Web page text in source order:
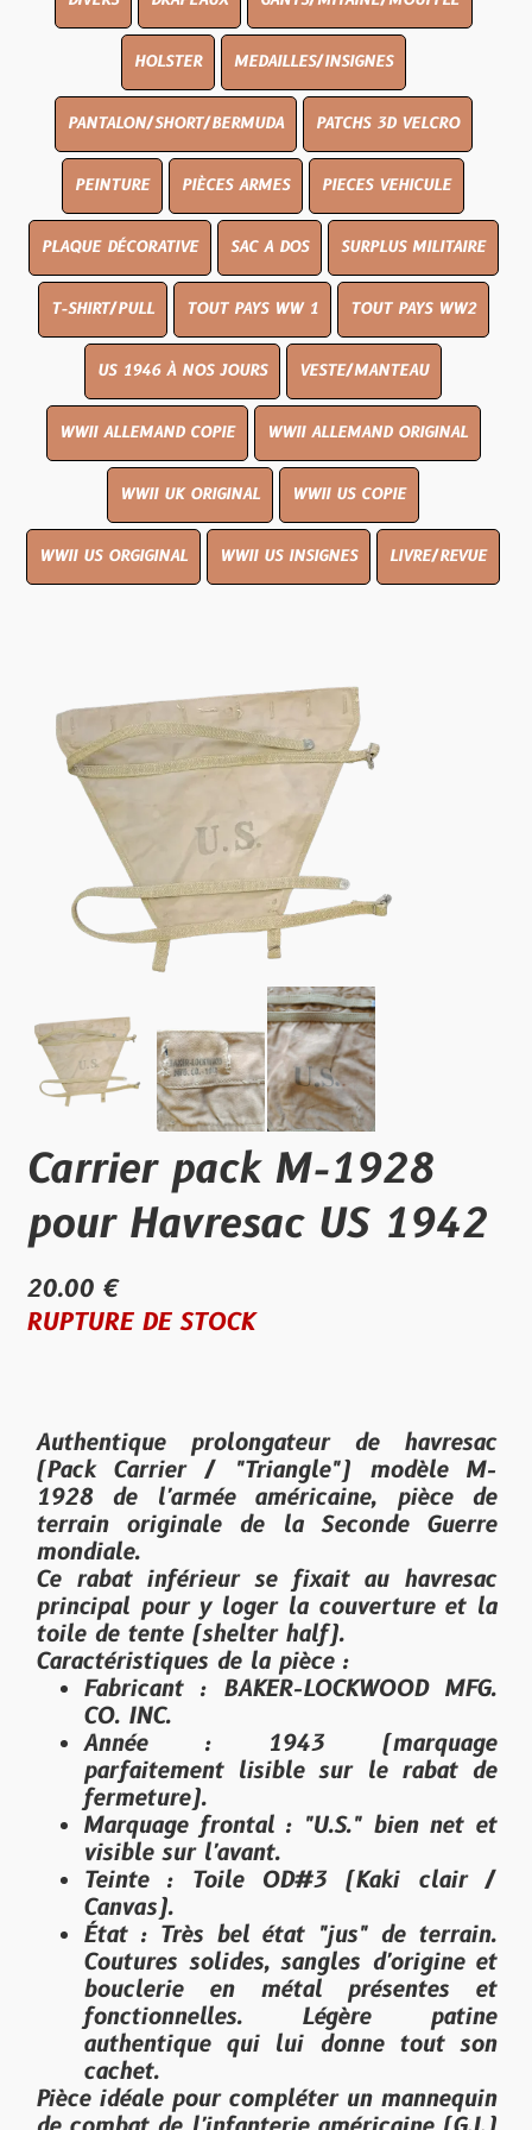
HOLSTER MEDAILLES/INSIGNES
PANTALON/SHORT/BERMUDA PATCHS 3D VELCRO
PEINTURE PIÈCES ARMES PIECES VEHICULE
PLAQUE DÉCORATIVE SAC A DOS SURPLUS MILITAIRE
T-SHIRT/PULL TOUT PAYS WW 1 TOUT PAYS WW2
US 1946 À NOS JOURS VESTE/MANTEAU
WWII ALLEMAND COPIE WWII ALLEMAND ORIGINAL
WWII UK ORIGINAL WWII US COPIE
WWII US ORGIGINAL WWII US INSIGNES LIVRE/REVUE
Carrier pack M-1928
pour Havresac US 1942
20.00 €
RUPTURE DE STOCK
Authentique prolongateur de havresac
(Pack Carrier/ "Triangle") modèle M-
1928 de l'armée américaine, pièce de
terrain originale de la Seconde Guerre
mondiale.
Ce rabat inférieur se fixait au havresac
principal pour y loger la couverture et la
toile de tente (shelter half).
Caractéristiques de la pièce :
Fabricant :BAKER-LOCKWOOD MFG.
CO. INC.
Année :1943 (marquage
parfaitement lisible sur le rabat de
fermeture).
Marquage frontal :"U.S." bien net et
visible sur l'avant.
Teinte :Toile OD#3 (Kaki clair /
Canvas).
État :Très bel état "jus" de terrain.
Coutures solides, sangles d'origine et
bouclerie en métal présentes et
fonctionnelles. Légère patine
authentique qui lui donne tout son
cachet.
Pièce idéale pour compléter un mannequin